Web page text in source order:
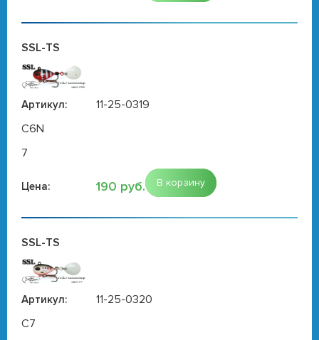
SSL-TS
Артикул:
11-25-0319
C6N
7
Цена: 190 руб. В корзину
SSL-TS
Артикул:
11-25-0320
C7